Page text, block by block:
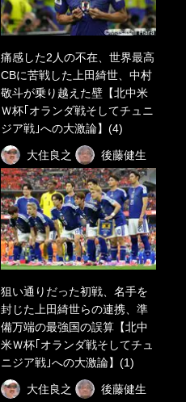
痛感した2人の不在、世界最高
CBに苦戦した上田綺世、中村
敬斗が乗り越えた壁【北中米
Ｗ杯｢オランダ戦そしてチュニ
ジア戦｣への大激論】(4)
大住良之 後藤健生
狙い通りだった初戦、名手を
封じた上田綺世らの連携、準
備万端の最強国の誤算【北中
米Ｗ杯｢オランダ戦そしてチュ
ニジア戦｣への大激論】(1)
大住良之 後藤健生